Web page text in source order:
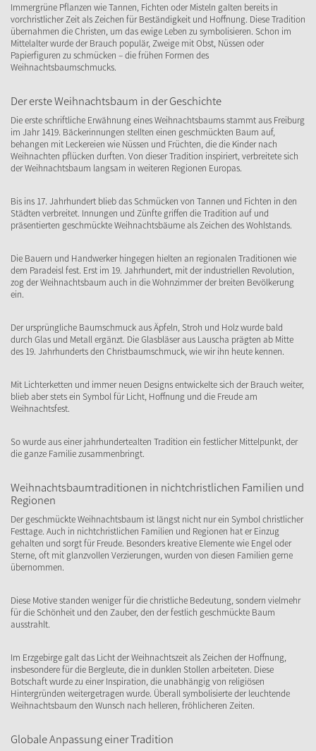
Immergrüne Pflanzen wie Tannen, Fichten oder Misteln galten bereits in
vorchristlicher Zeit als Zeichen für Beständigkeit und Hoffnung. Diese Tradition
übernahmen die Christen, um das ewige Leben zu symbolisieren. Schon im
Mittelalter wurde der Brauch populär, Zweige mit Obst, Nüssen oder
Papierfiguren zu schmücken – die frühen Formen des
Weihnachtsbaumschmucks.
Der erste Weihnachtsbaum in der Geschichte
Die erste schriftliche Erwähnung eines Weihnachtsbaums stammt aus Freiburg
im Jahr 1419. Bäckerinnungen stellten einen geschmückten Baum auf,
behangen mit Leckereien wie Nüssen und Früchten, die die Kinder nach
Weihnachten pflücken durften. Von dieser Tradition inspiriert, verbreitete sich
der Weihnachtsbaum langsam in weiteren Regionen Europas.
Bis ins 17. Jahrhundert blieb das Schmücken von Tannen und Fichten in den
Städten verbreitet. Innungen und Zünfte griffen die Tradition auf und
präsentierten geschmückte Weihnachtsbäume als Zeichen des Wohlstands.
Die Bauern und Handwerker hingegen hielten an regionalen Traditionen wie
dem Paradeisl fest. Erst im 19. Jahrhundert, mit der industriellen Revolution,
zog der Weihnachtsbaum auch in die Wohnzimmer der breiten Bevölkerung
ein.
Der ursprüngliche Baumschmuck aus Äpfeln, Stroh und Holz wurde bald
durch Glas und Metall ergänzt. Die Glasbläser aus Lauscha prägten ab Mitte
des 19. Jahrhunderts den Christbaumschmuck, wie wir ihn heute kennen.
Mit Lichterketten und immer neuen Designs entwickelte sich der Brauch weiter,
blieb aber stets ein Symbol für Licht, Hoffnung und die Freude am
Weihnachtsfest.
So wurde aus einer jahrhundertealten Tradition ein festlicher Mittelpunkt, der
die ganze Familie zusammenbringt.
Weihnachtsbaumtraditionen in nichtchristlichen Familien und
Regionen
Der geschmückte Weihnachtsbaum ist längst nicht nur ein Symbol christlicher
Festtage. Auch in nichtchristlichen Familien und Regionen hat er Einzug
gehalten und sorgt für Freude. Besonders kreative Elemente wie Engel oder
Sterne, oft mit glanzvollen Verzierungen, wurden von diesen Familien gerne
übernommen.
Diese Motive standen weniger für die christliche Bedeutung, sondern vielmehr
für die Schönheit und den Zauber, den der festlich geschmückte Baum
ausstrahlt.
Im Erzgebirge galt das Licht der Weihnachtszeit als Zeichen der Hoffnung,
insbesondere für die Bergleute, die in dunklen Stollen arbeiteten. Diese
Botschaft wurde zu einer Inspiration, die unabhängig von religiösen
Hintergründen weitergetragen wurde. Überall symbolisierte der leuchtende
Weihnachtsbaum den Wunsch nach helleren, fröhlicheren Zeiten.
Globale Anpassung einer Tradition